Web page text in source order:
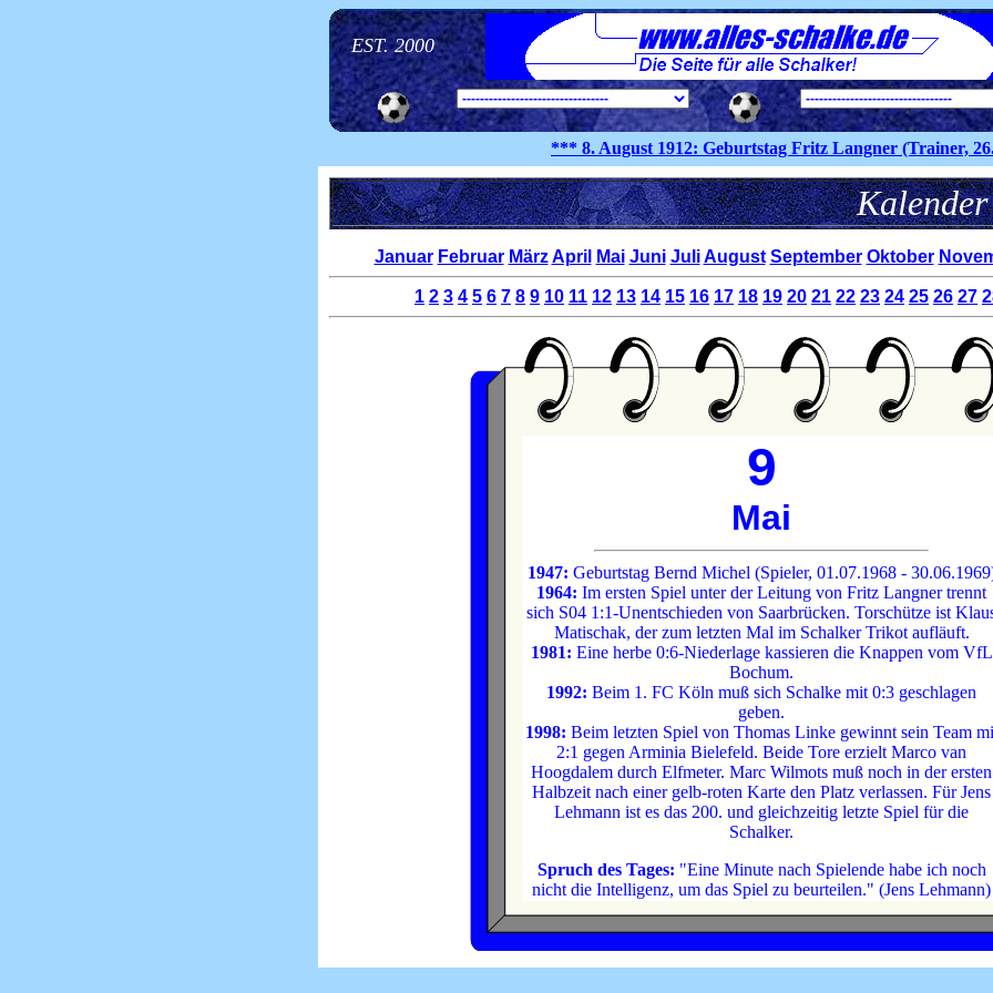
EST. 2000
*** 8. August1912:Geburtstag Fritz Langner (Trainer,
Januar Februar März April Mai Juni Juli August September Oktober
1 2 3 4 5 6 7 8 9 10 11 12 13 14 15 16 17 18 19 20 21 22 23 24 25 26 27
9
Mai
1947: Geburtstag Bernd Michel (Spieler, 01.07.1968 -
1964: Im ersten Spiel unter der Leitung von Fritz Langner trennt
sich S04 1:1-Unentschieden von Saarbrücken. Torschütze ist
Matischak, der zum letzten Mal im Schalker Trikot aufläuft.
1981: Eine herbe 0:6-Niederlage kassieren die Knappen vom VfL
Bochum.
1992: Beim 1. FC Köln muß sich Schalke mit 0:3 geschlagen
geben.
1998: Beim letzten Spiel von Thomas Linke gewinnt sein Team
2:1 gegen Arminia Bielefeld. Beide Tore erzielt Marco van
Hoogdalem durch Elfmeter. Marc Wilmots muß noch in der ersten
Halbzeit nach einer gelb-roten Karte den Platz verlassen. Für Jens
Lehmann ist es das 200. und gleichzeitig letzte Spiel für die
Schalker.
Spruch des Tages: "Eine Minute nach Spielende habe ich noch
nicht die Intelligenz, um das Spiel zu beurteilen." (Jens Lehmann)